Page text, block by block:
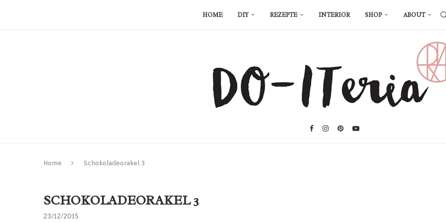
HOME DIY REZEPTE INTERIOR SHOP ABOUT
Home Schokoladeorakel 3
SCHOKOLADEORAKEL 3
23/12/2015